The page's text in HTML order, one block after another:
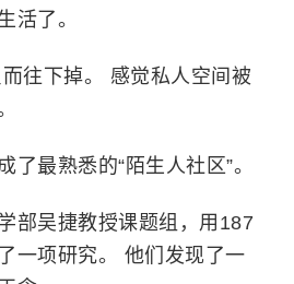
活了。
往下掉。 感觉私人空间被
了最熟悉的“陌生人社区”。
部吴捷教授课题组，用187
一项研究。 他们发现了一